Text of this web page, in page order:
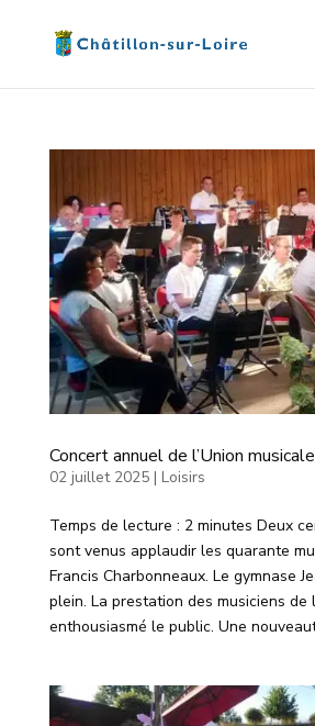
Concert annuel de l’Union musicale
02 juillet 2025| Loisirs
Temps de lecture : 2 minutes Deux
sont venus applaudir les quarante
Francis Charbonneaux. Le gymnase
plein. La prestation des musiciens de
enthousiasmé le public. Une